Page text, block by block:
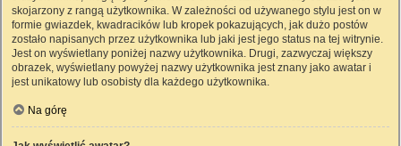
skojarzony z rangą użytkownika. W zależności od używanego stylu jest on w
formie gwiazdek, kwadracików lub kropek pokazujących, jak dużo postów
zostało napisanych przez użytkownika lub jaki jest jego status na tej witrynie.
Jest on wyświetlany poniżej nazwy użytkownika. Drugi, zazwyczaj większy
obrazek, wyświetlany powyżej nazwy użytkownika jest znany jako awatar i
jest unikatowy lub osobisty dla każdego użytkownika.
Na górę